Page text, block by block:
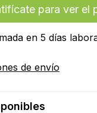
para ver el
en 5 días
de envío